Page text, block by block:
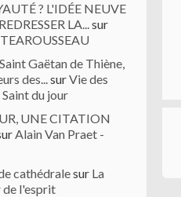
? L'IDÉE NEUVE
LA...sur
Gaëtan de Thiène,
des...surVie des
du jour
UNE CITATION
Alain Van Praet -
cathédralesur La
de l'esprit